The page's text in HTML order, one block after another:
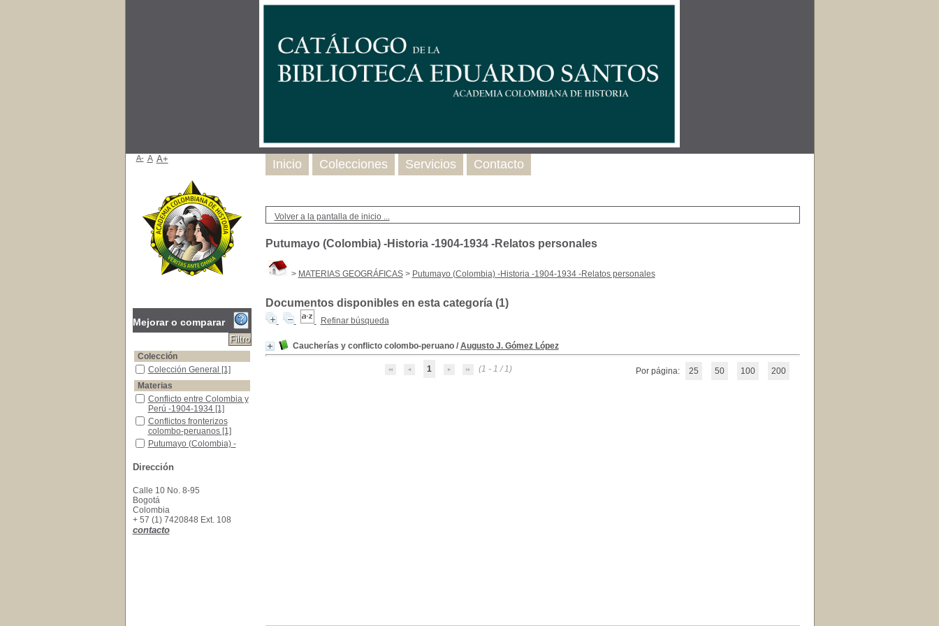
Volver a la pantalla de inicio ...
Putumayo (Colombia) -Historia -1904-1934 -Relatos personales
> MATERIAS GEOGRÁFICAS> Putumayo (Colombia) -Historia -1904-1934 -Relatos personales
Documentos disponibles en esta categoría (1)
Refinar búsqueda
Caucherías y conflicto colombo-peruano / Augusto J. Gómez López
1 (1 - 1 / 1) Por página: 25 50 100 200
Inicio Colecciones Servicios Contacto
A- A A+
Mejorar o comparar
Colección
Colección General
Colección General [1]
Materias
Conflicto entre Colombia y Perú -1904-1934
Conflicto entre Colombia y
Perú -1904-1934 [1]
Conflictos fronterizos colombo-peruanos
Conflictos fronterizos
colombo-peruanos [1]
Putumayo (Colombia) -Historia -1904-1934 -Relatos personales
Putumayo (Colombia) -
Relatos personales
Dirección
Calle 10 No. 8-95
Bogotá
Colombia
+ 57 (1) 7420848 Ext. 108
contacto